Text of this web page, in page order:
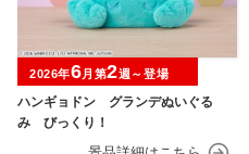
ハンギョドン グランデぬいぐる
み びっくり！
2026年6月第2週～登場